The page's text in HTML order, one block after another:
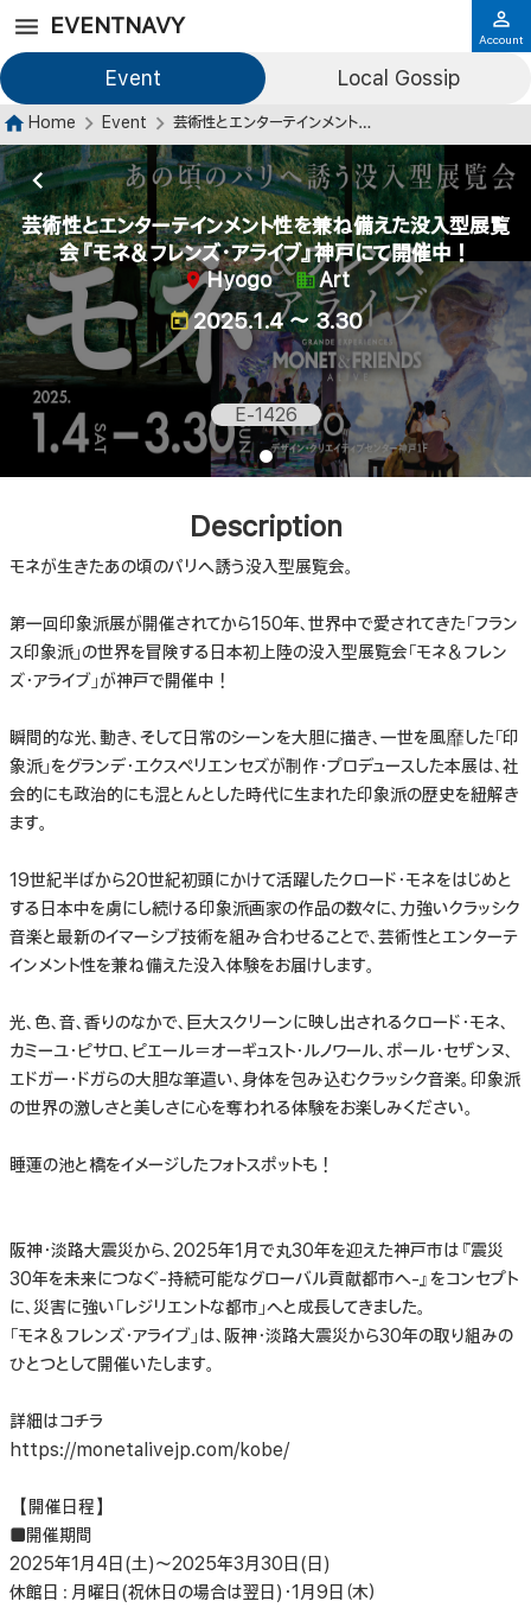
EVENTNAVY
Event Local Gossip
Account
Home Event 芸術性とエンターテインメント性を兼ね備えた没入型展覧会『モネ＆フレンズ・アライブ』神戸にて開催中！
芸術性とエンターテインメント性を兼ね備えた没入型展覧
会『モネ＆フレンズ・アライブ』神戸にて開催中！
Hyogo Art
2025.1.4 ～ 3.30
E-1426
Description
モネが生きたあの頃のパリへ誘う没入型展覧会。
第一回印象派展が開催されてから150年、世界中で愛されてきた「フラン
ス印象派」の世界を冒険する日本初上陸の没入型展覧会「モネ＆フレン
ズ・アライブ」が神戸で開催中！
瞬間的な光、動き、そして日常のシーンを大胆に描き、一世を風靡した「印
象派」をグランデ・エクスペリエンセズが制作・プロデュースした本展は、社
会的にも政治的にも混とんとした時代に生まれた印象派の歴史を紐解き
ます。
19世紀半ばから20世紀初頭にかけて活躍したクロード・モネをはじめと
する日本中を虜にし続ける印象派画家の作品の数々に、力強いクラッシク
音楽と最新のイマーシブ技術を組み合わせることで、芸術性とエンターテ
インメント性を兼ね備えた没入体験をお届けします。
光、色、音、香りのなかで、巨大スクリーンに映し出されるクロード・モネ、
カミーユ・ピサロ、ピエール＝オーギュスト・ルノワール、ポール・セザンヌ、
エドガー・ドガらの大胆な筆遣い、身体を包み込むクラッシク音楽。印象派
の世界の激しさと美しさに心を奪われる体験をお楽しみください。
睡蓮の池と橋をイメージしたフォトスポットも！
阪神・淡路大震災から、2025年1月で丸30年を迎えた神戸市は『震災
30年を未来につなぐ-持続可能なグローバル貢献都市へ-』をコンセプト
に、災害に強い「レジリエントな都市」へと成長してきました。
「モネ＆フレンズ・アライブ」は、阪神・淡路大震災から30年の取り組みの
ひとつとして開催いたします。
詳細はコチラ
https://monetalivejp.com/kobe/
【開催日程】
■開催期間
2025年1月4日(土)～2025年3月30日(日)
休館日：月曜日(祝休日の場合は翌日)・1月9日（木）